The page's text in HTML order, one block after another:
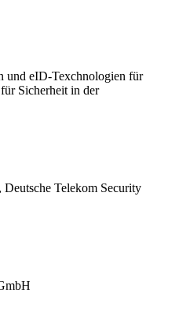
und eID-Texchnologien für
Sicherheit in der
Telekom Security